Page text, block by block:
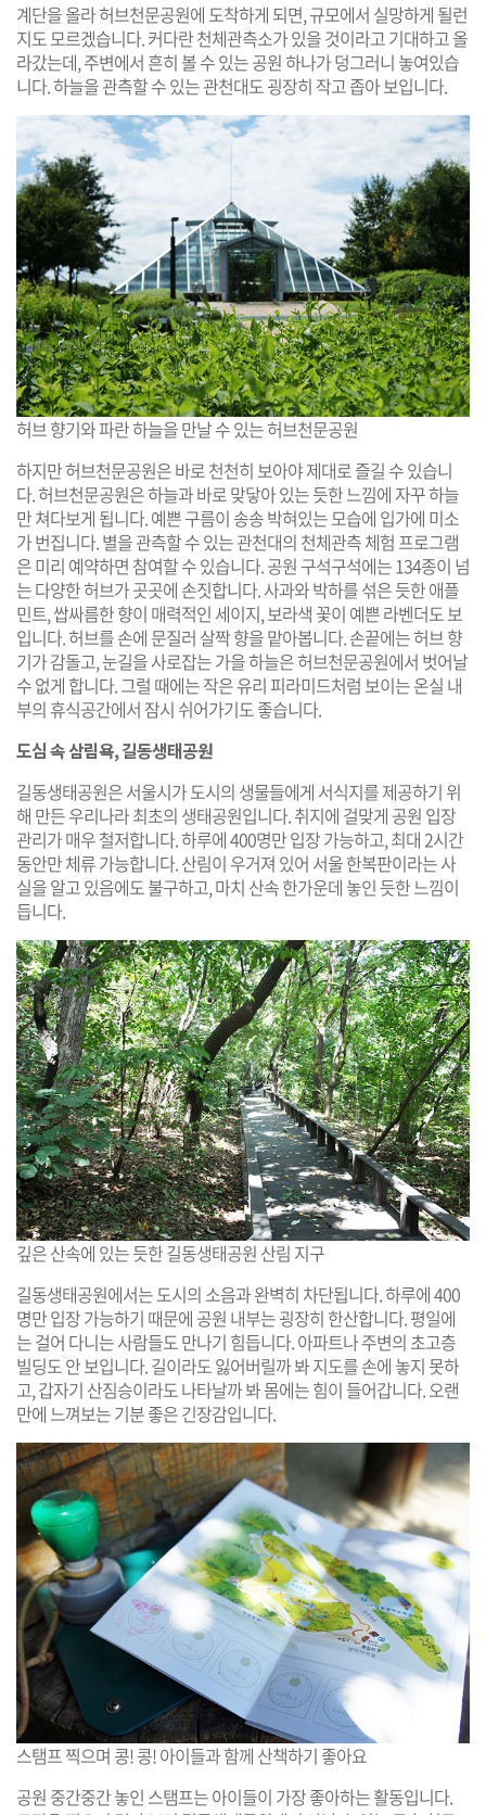
계단을 올라 허브천문공원에 도착하게 되면, 규모에서 실망하게 될런
지도 모르겠습니다. 커다란 천체관측소가 있을 것이라고 기대하고 올
라갔는데, 주변에서 흔히 볼 수 있는 공원 하나가 덩그러니 놓여있습
니다. 하늘을 관측할 수 있는 관천대도 굉장히 작고 좁아 보입니다.
허브 향기와 파란 하늘을 만날 수 있는 허브천문공원
하지만 허브천문공원은 바로 천천히 보아야 제대로 즐길 수 있습니
다. 허브천문공원은 하늘과 바로 맞닿아 있는 듯한 느낌에 자꾸 하늘
만 쳐다보게 됩니다. 예쁜 구름이 송송 박혀있는 모습에 입가에 미소
가 번집니다. 별을 관측할 수 있는 관천대의 천체관측 체험 프로그램
은 미리 예약하면 참여할 수 있습니다. 공원 구석구석에는 134종이 넘
는 다양한 허브가 곳곳에 손짓합니다. 사과와 박하를 섞은 듯한 애플
민트, 쌉싸름한 향이 매력적인 세이지, 보라색 꽃이 예쁜 라벤더도 보
입니다. 허브를 손에 문질러 살짝 향을 맡아봅니다. 손끝에는 허브 향
기가 감돌고, 눈길을 사로잡는 가을 하늘은 허브천문공원에서 벗어날
수 없게 합니다. 그럴 때에는 작은 유리 피라미드처럼 보이는 온실 내
부의 휴식공간에서 잠시 쉬어가기도 좋습니다.
도심 속 삼림욕, 길동생태공원
길동생태공원은 서울시가 도시의 생물들에게 서식지를 제공하기 위
해 만든 우리나라 최초의 생태공원입니다. 취지에 걸맞게 공원 입장
관리가 매우 철저합니다. 하루에 400명만 입장 가능하고, 최대 2시간
동안만 체류 가능합니다. 산림이 우거져 있어 서울 한복판이라는 사
실을 알고 있음에도 불구하고, 마치 산속 한가운데 놓인 듯한 느낌이
듭니다.
깊은 산속에 있는 듯한 길동생태공원 산림 지구
길동생태공원에서는 도시의 소음과 완벽히 차단됩니다. 하루에 400
명만 입장 가능하기 때문에 공원 내부는 굉장히 한산합니다. 평일에
는 걸어 다니는 사람들도 만나기 힘듭니다. 아파트나 주변의 초고층
빌딩도 안 보입니다. 길이라도 잃어버릴까 봐 지도를 손에 놓지 못하
고, 갑자기 산짐승이라도 나타날까 봐 몸에는 힘이 들어갑니다. 오랜
만에 느껴보는 기분 좋은 긴장감입니다.
스탬프 찍으며 콩! 콩! 아이들과 함께 산책하기 좋아요
공원 중간중간 놓인 스탬프는 아이들이 가장 좋아하는 활동입니다.